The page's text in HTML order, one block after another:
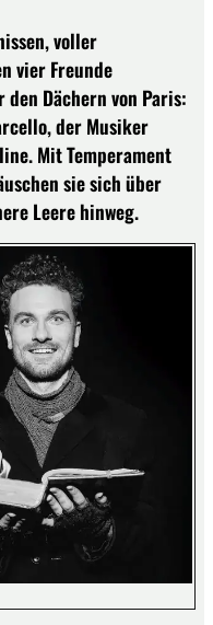
voller
vier Freunde
Dächern von Paris:
der Musiker
Mit Temperament
sie sich über
Leere hinweg.